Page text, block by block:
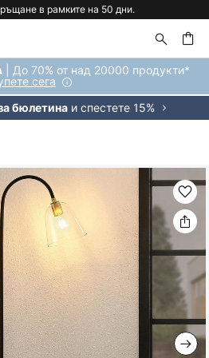
в рамките на 50 дни.
| До 70% от над 20000 продукти*
сега
бюлетинаи спестете 15%